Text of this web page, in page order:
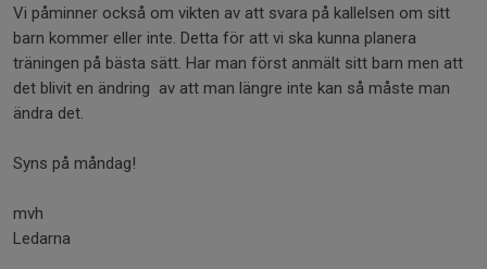
Vi påminner också om vikten av att svara på kallelsen om sitt
barn kommer eller inte. Detta för att vi ska kunna planera
träningen på bästa sätt. Har man först anmält sitt barn men att
det blivit en ändring av att man längre inte kan så måste man
ändra det.
Syns på måndag!
mvh
Ledarna